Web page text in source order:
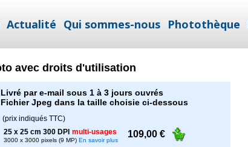
Actualité Qui sommes-nous Photothèque